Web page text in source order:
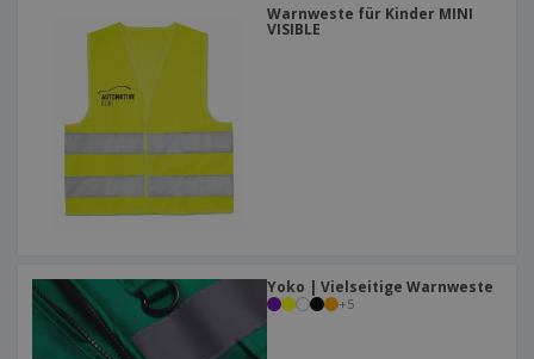
Warnweste für Kinder MINI
VISIBLE
Yoko | Vielseitige Warnweste
+5